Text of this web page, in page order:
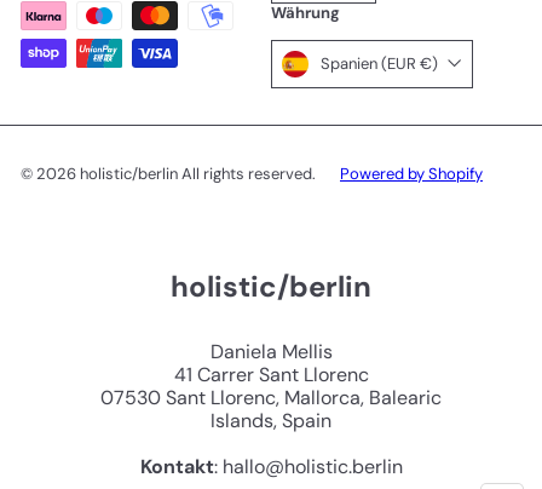
Währung
Spanien (EUR €)
© 2026 holistic/berlin All rights reserved. Powered by Shopify
holistic/berlin
Daniela Mellis
41 Carrer Sant Llorenc
07530 Sant Llorenc, Mallorca, Balearic
Islands, Spain
Kontakt: hallo@holistic.berlin